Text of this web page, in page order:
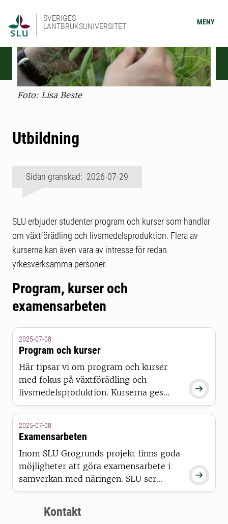
SVERIGES
LANTBRUKSUNIVERSITET
MENY
Foto: Lisa Beste
Utbildning
Sidan granskad: 2026-07-29
SLU erbjuder studenter program och kurser som handlar
om växtförädling och livsmedelsproduktion. Flera av
kurserna kan även vara av intresse för redan
yrkesverksamma personer.
Program, kurser och
examensarbeten

2025-07-08
Program och kurser
Här tipsar vi om program och kurser
med fokus på växtförädling och
livsmedelsproduktion. Kurserna ges
återkommande, därför listar vi även
överblick över vad som kommer att ges
framöver.

2025-07-08
Examensarbeten
Inom SLU Grogrunds projekt finns goda
möjligheter att göra examensarbete i
samverkan med näringen. SLU ser
positivt på att examensarbeten
genomförs i samarbete med företag,
och det är så vi jobbar inom SLU
Kontakt